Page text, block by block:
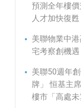
預測全年樓
人才加快復甦
美聯物業中
宅考察創機遇
美聯50週年
牌」 恒基主
樓市「高處